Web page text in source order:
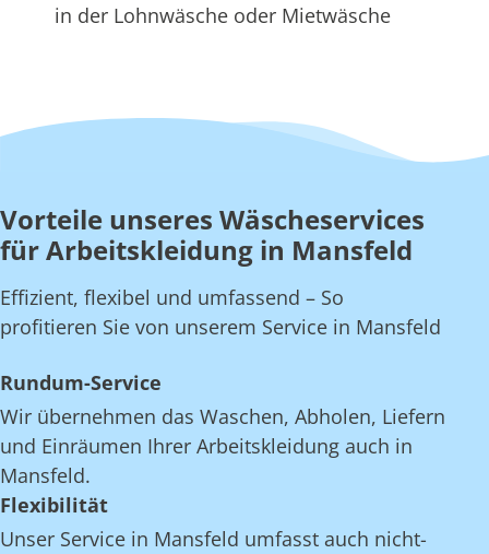
in der Lohnwäsche oder Mietwäsche
Vorteile unseres Wäscheservices
für Arbeitskleidung in Mansfeld
Effizient, flexibel und umfassend – So
profitieren Sie von unserem Service in Mansfeld
Rundum-Service
Wir übernehmen das Waschen, Abholen, Liefern
und Einräumen Ihrer Arbeitskleidung auch in
Mansfeld.
Flexibilität
Unser Service in Mansfeld umfasst auch nicht-